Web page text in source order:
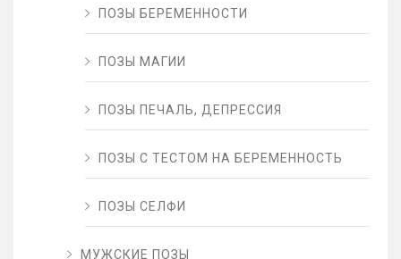
ПОЗЫ БЕРЕМЕННОСТИ
ПОЗЫ МАГИИ
ПОЗЫ ПЕЧАЛЬ, ДЕПРЕССИЯ
ПОЗЫ С ТЕСТОМ НА БЕРЕМЕННОСТЬ
ПОЗЫ СЕЛФИ
МУЖСКИЕ ПОЗЫ